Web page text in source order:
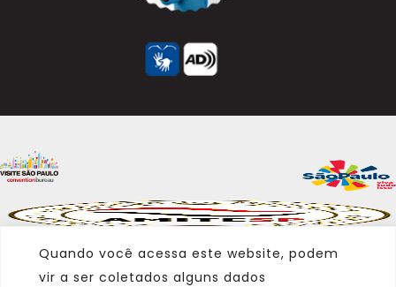
Quando você acessa este website, podem
vir a ser coletados alguns dados